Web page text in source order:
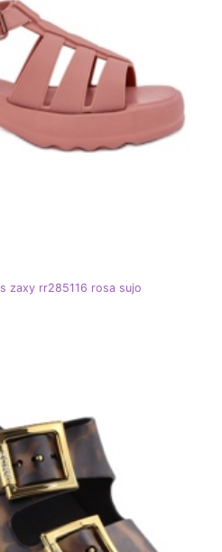
zaxy rr285116 rosa sujo